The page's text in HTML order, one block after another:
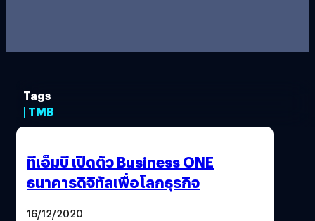
Tags
| TMB
ทีเอ็มบี เปิดตัว Business ONE
ธนาคารดิจิทัลเพื่อโลกธุรกิจ
16/12/2020